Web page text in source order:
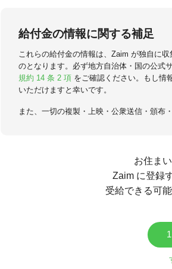
給付金の情報に関する補足
これらの給付金の情報は、Zaim が独自に
のとなります。必ず地方自治体・国の公式
規約 14 条 2 項 をご確認ください。もし情
いただけますと幸いです。
また、一切の複製・上映・公衆送信・頒布
お住ま
Zaim に登録
受給できる可